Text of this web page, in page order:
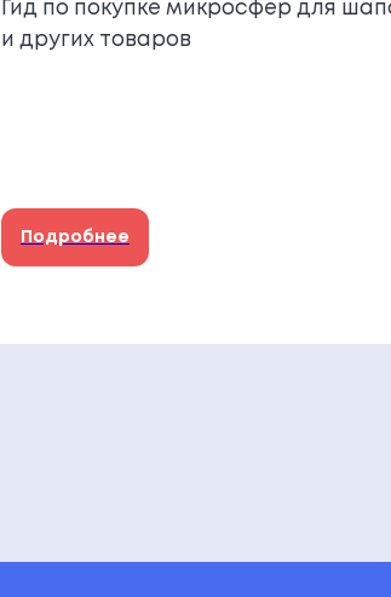
Гид по покупке микросфер для
и других товаров
Подробнее